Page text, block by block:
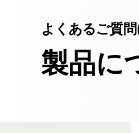
よくあるご質
製品に